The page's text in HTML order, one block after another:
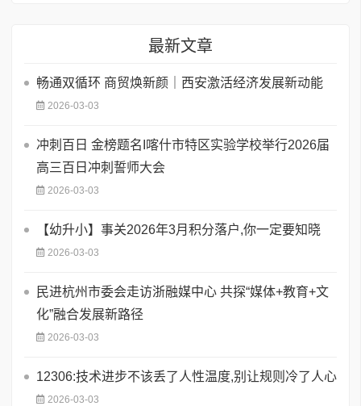
最新文章
畅通双循环 商贸焕新颜｜西安激活经济发展新动能
2026-03-03
​冲刺百日 金榜题名I喀什市特区实验学校举行2026届
高三百日冲刺誓师大会
2026-03-03
【幼升小】事关2026年3月积分落户,你一定要知晓
2026-03-03
民进杭州市委会走访浙融媒中心 共探“媒体+教育+文
化”融合发展新路径
2026-03-03
12306:技术进步不该丢了人性温度,别让规则冷了人心
2026-03-03